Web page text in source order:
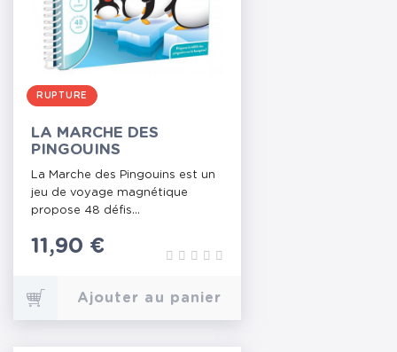
RUPTURE
LA MARCHE DES
PINGOUINS
La Marche des Pingouins est un
jeu de voyage magnétique
propose 48 défis...
Prix
11,90 €
Ajouter au panier